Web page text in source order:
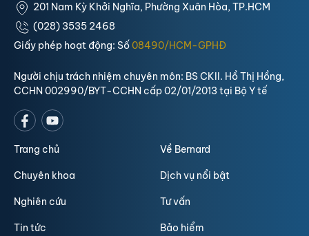
201 Nam Kỳ Khởi Nghĩa, Phường Xuân Hòa, TP.HCM
(028) 3535 2468
Giấy phép hoạt động: Số08490/HCM-GPHĐ
Người chịu trách nhiệm chuyên môn: BS CKII. Hồ Thị Hồng,
CCHN 002990/BYT-CCHN cấp 02/01/2013 tại Bộ Y tế
Trang chủ Về Bernard
Chuyên khoa Dịch vụ nổi bật
Nghiên cứu Tư vấn
Tin tức Bảo hiểm